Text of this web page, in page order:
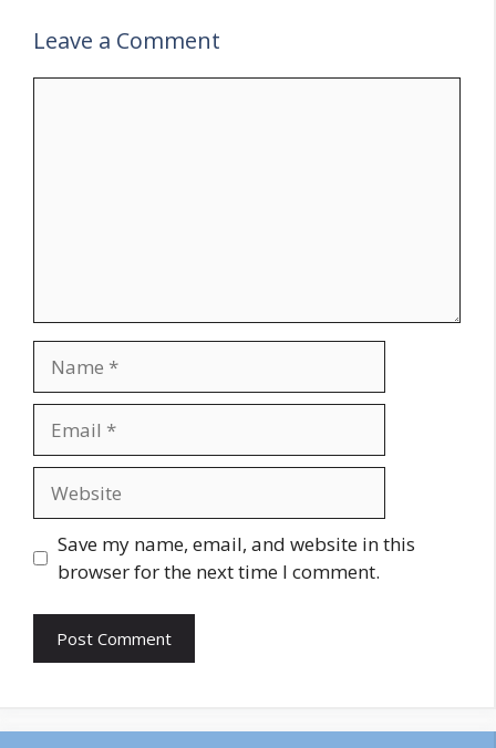
Leave a Comment
Save my name, email, and website in this
browser for the next time I comment.